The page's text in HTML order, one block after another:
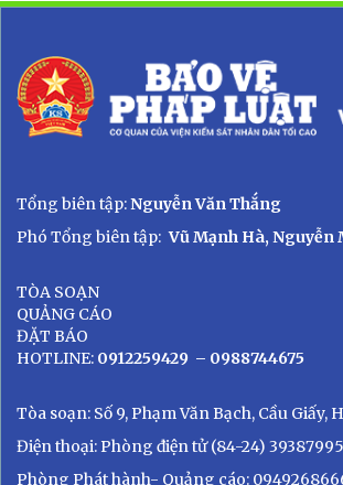
Tổng biên tập:Nguyễn Văn Thắng
Phó Tổng biên tập:Vũ Mạnh Hà, Nguyễn
TÒA SOẠN
QUẢNG CÁO
ĐẶT BÁO
HOTLINE: 0912259429 – 0988744675
Tòa soạn: Số 9, Phạm Văn Bạch, Cầu Giấy,
Điện thoại: Phòng điện tử (84-24)
Phòng Phát hành- Quảng cáo: